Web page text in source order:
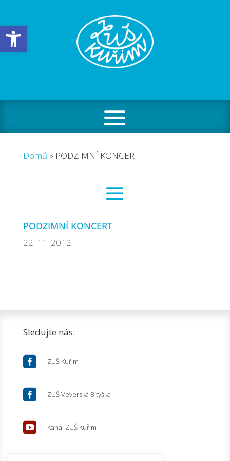
Open toolbar
Domů » PODZIMNÍ KONCERT
PODZIMNÍ KONCERT
22. 11. 2012
Sledujte nás:
 ZUŠ Kuřim
 ZUŠ Veverská Bítýška
 Kanál ZUŠ Kuřim